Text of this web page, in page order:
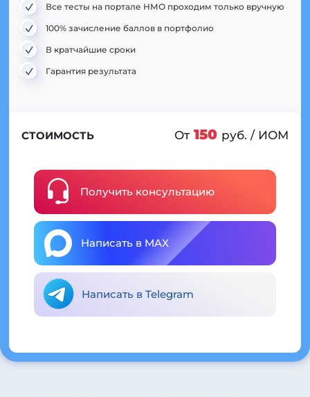
Все тесты на портале НМО проходим только вручную
100% зачисление баллов в портфолио
В кратчайшие сроки
Гарантия результата
СТОИМОСТЬ От 150 руб. / ИОМ
Получить консультацию
Написать в MAX
Написать в Telegram